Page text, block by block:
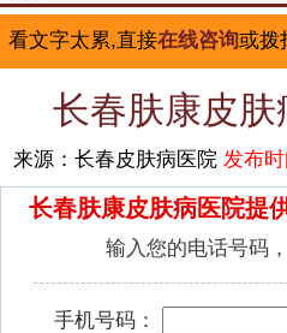
看文字太累,直接在线咨询或拨
长春肤康皮肤
来源：长春皮肤病医院发布
长春肤康皮肤病医院提
输入您的电话号码
手机号码：